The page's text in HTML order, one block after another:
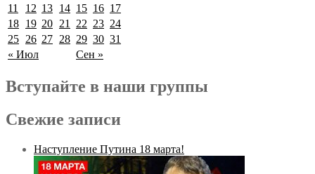
« Июл Сен »
11
12 13 14 15 16 17
18 19 20 21 22 23 24
25 26 27 28 29 30 31
Вступайте в наши группы
Свежие записи
Наступление Путина 18 марта!